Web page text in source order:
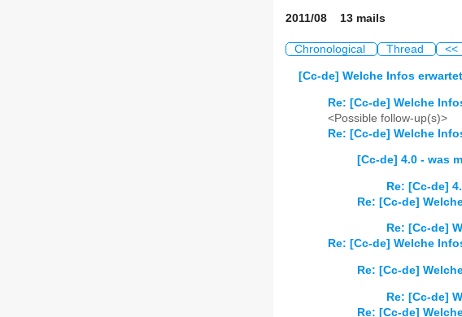
2011/08 13 mails
Chronological Thread <<
[Cc-de] Welche Infos
Re: [Cc-de] Welche
<Possible follow-up(s)>
Re: [Cc-de] Welche
[Cc-de] 4.0 - was
Re: [Cc-de]
Re: [Cc-de]
Re: [Cc-de]
Re: [Cc-de] Welche
Re: [Cc-de]
Re: [Cc-de]
Re: [Cc-de]